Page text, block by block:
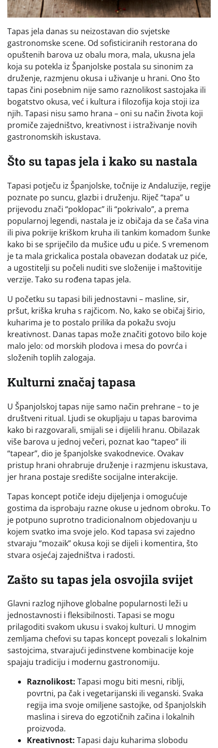
Tapas jela danas su neizostavan dio svjetske
gastronomske scene. Od sofisticiranih restorana do
opuštenih barova uz obalu mora, mala, ukusna jela
koja su potekla iz Španjolske postala su sinonim za
druženje, razmjenu okusa i uživanje u hrani. Ono što
tapas čini posebnim nije samo raznolikost sastojaka ili
bogatstvo okusa, već i kultura i filozofija koja stoji iza
njih. Tapasi nisu samo hrana – oni su način života koji
promiče zajedništvo, kreativnost i istraživanje novih
gastronomskih iskustava.
Što su tapas jela i kako su nastala
Tapasi potječu iz Španjolske, točnije iz Andaluzije, regije
poznate po suncu, glazbi i druženju. Riječ “tapa” u
prijevodu znači “poklopac” ili “pokrivalo”, a prema
popularnoj legendi, nastala je iz običaja da se čaša vina
ili piva pokrije kriškom kruha ili tankim komadom šunke
kako bi se spriječilo da mušice uđu u piće. S vremenom
je ta mala grickalica postala obavezan dodatak uz piće,
a ugostitelji su počeli nuditi sve složenije i maštovitije
verzije. Tako su rođena tapas jela.
U početku su tapasi bili jednostavni – masline, sir,
pršut, kriška kruha s rajčicom. No, kako se običaj širio,
kuharima je to postalo prilika da pokažu svoju
kreativnost. Danas tapas može značiti gotovo bilo koje
malo jelo: od morskih plodova i mesa do povrća i
složenih toplih zalogaja.
Kulturni značaj tapasa
U Španjolskoj tapas nije samo način prehrane – to je
društveni ritual. Ljudi se okupljaju u tapas barovima
kako bi razgovarali, smijali se i dijelili hranu. Obilazak
više barova u jednoj večeri, poznat kao “tapeo” ili
“tapear”, dio je španjolske svakodnevice. Ovakav
pristup hrani ohrabruje druženje i razmjenu iskustava,
jer hrana postaje središte socijalne interakcije.
Tapas koncept potiče ideju dijeljenja i omogućuje
gostima da isprobaju razne okuse u jednom obroku. To
je potpuno suprotno tradicionalnom objedovanju u
kojem svatko ima svoje jelo. Kod tapasa svi zajedno
stvaraju “mozaik” okusa koji se dijeli i komentira, što
stvara osjećaj zajedništva i radosti.
Zašto su tapas jela osvojila svijet
Glavni razlog njihove globalne popularnosti leži u
jednostavnosti i fleksibilnosti. Tapasi se mogu
prilagoditi svakom ukusu i svakoj kulturi. U mnogim
zemljama chefovi su tapas koncept povezali s lokalnim
sastojcima, stvarajući jedinstvene kombinacije koje
spajaju tradiciju i modernu gastronomiju.
Raznolikost: Tapasi mogu biti mesni, riblji,
povrtni, pa čak i vegetarijanski ili veganski. Svaka
regija ima svoje omiljene sastojke, od španjolskih
maslina i sireva do egzotičnih začina i lokalnih
proizvoda.
Kreativnost: Tapasi daju kuharima slobodu